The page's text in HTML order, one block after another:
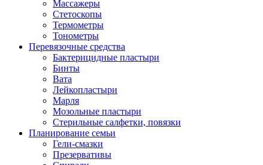
Массажеры
Стетоскопы
Термометры
Тонометры
Перевязочные средства
Бактерицидные пластыри
Бинты
Вата
Лейкопластыри
Марля
Мозольные пластыри
Стерильные салфетки, повязки
Планирование семьи
Гели-смазки
Презервативы